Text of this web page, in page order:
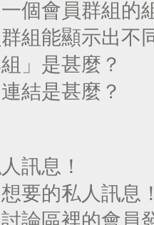
個會員群組的
組能顯示出不
」是甚麼？
結是甚麼？
訊息！
要的私人訊息
論區裡的會員